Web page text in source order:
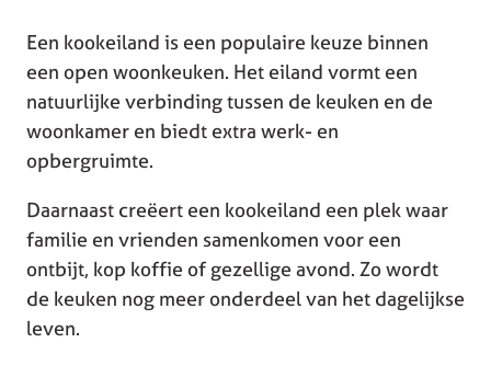
Een kookeiland is een populaire keuze binnen
een open woonkeuken. Het eiland vormt een
natuurlijke verbinding tussen de keuken en de
woonkamer en biedt extra werk- en
opbergruimte.
Daarnaast creëert een kookeiland een plek waar
familie en vrienden samenkomen voor een
ontbijt, kop koffie of gezellige avond. Zo wordt
de keuken nog meer onderdeel van het dagelijkse
leven.